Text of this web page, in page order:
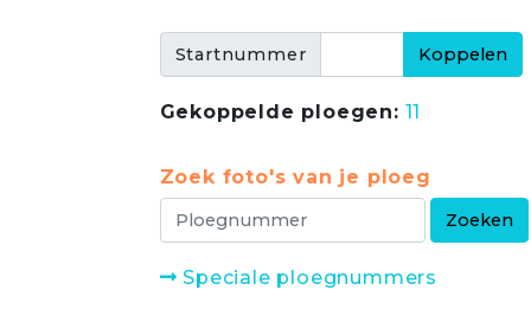
Startnummer
Gekoppelde ploegen: 11
Zoek foto's van je ploeg
Speciale ploegnummers